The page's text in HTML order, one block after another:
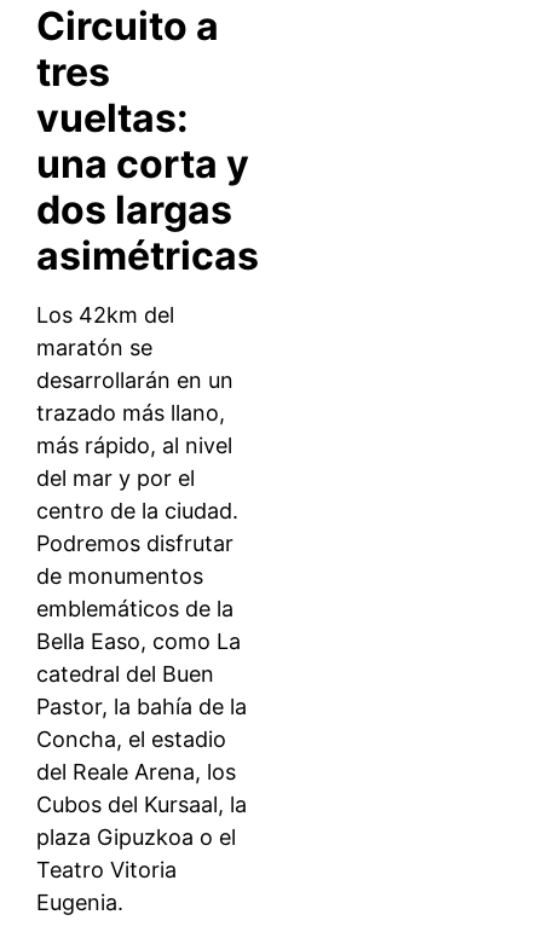
Circuito a
tres
vueltas:
una corta y
dos largas
asimétricas
Los 42km del
maratón se
desarrollarán en un
trazado más llano,
más rápido, al nivel
del mar y por el
centro de la ciudad.
Podremos disfrutar
de monumentos
emblemáticos de la
Bella Easo, como La
catedral del Buen
Pastor, la bahía de la
Concha, el estadio
del Reale Arena, los
Cubos del Kursaal, la
plaza Gipuzkoa o el
Teatro Vitoria
Eugenia.